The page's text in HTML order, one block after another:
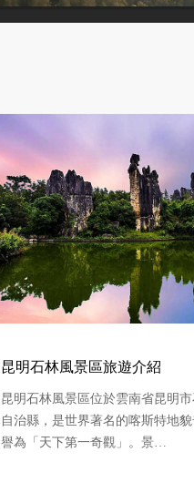
昆明石林風景區旅遊介紹
昆明石林風景區位於雲南省昆明
自治縣，是世界著名的喀斯特地
譽為「天下第一奇觀」。景…